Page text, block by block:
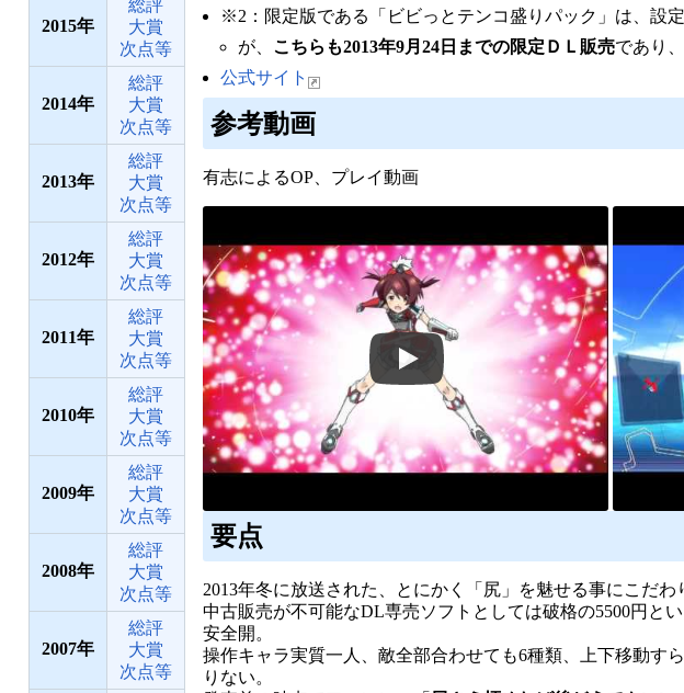
2015
総評
大賞
次点等
2014
総評
大賞
次点等
2013
総評
大賞
次点等
2012
総評
大賞
次点等
2011
総評
大賞
次点等
2010
総評
大賞
次点等
2009
総評
大賞
次点等
2008
総評
大賞
次点等
2007
総評
大賞
次点等
※2：限定版である「ビビっとテンコ盛りパック」は、設
が、 こちらも2013年9月24日までの限定ＤＬ販売であり
公式サイト
参考動画
有志によるOP、プレイ動画
要点
2013年冬に放送された、とにかく「尻」を魅せる事にこだ
中古販売が不可能なDL専売ソフトとしては破格の5500円と
安全開。
操作キャラ実質一人、敵全部合わせても6種類、上下移動す
りない。